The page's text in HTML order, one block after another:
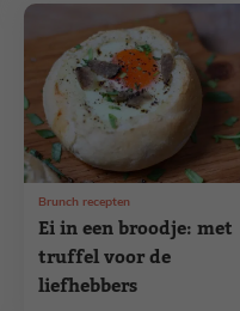
Ei in een broodje: met
truffel voor de
liefhebbers
Brunch recepten